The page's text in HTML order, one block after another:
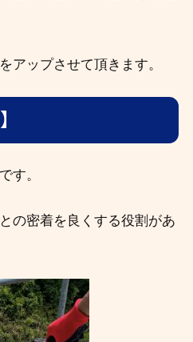
アップさせて頂きます。
す。
の密着を良くする役割があ